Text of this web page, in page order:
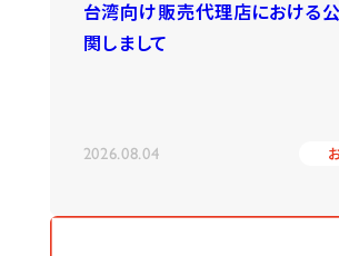
台湾向け販売代理店における
関しまして
2026.08.04